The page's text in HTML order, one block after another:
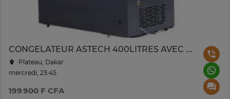
CONGELATEUR ASTECH 400LITRES AVEC VITRE GRIS CH400GM
Plateau, Dakar
mercredi, 23:45
199 900 F CFA